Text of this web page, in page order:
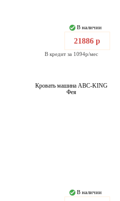
В наличии
21886 р
В кредит за 1094р/мес
Кровать машина ABC-KING
Фея
В наличии